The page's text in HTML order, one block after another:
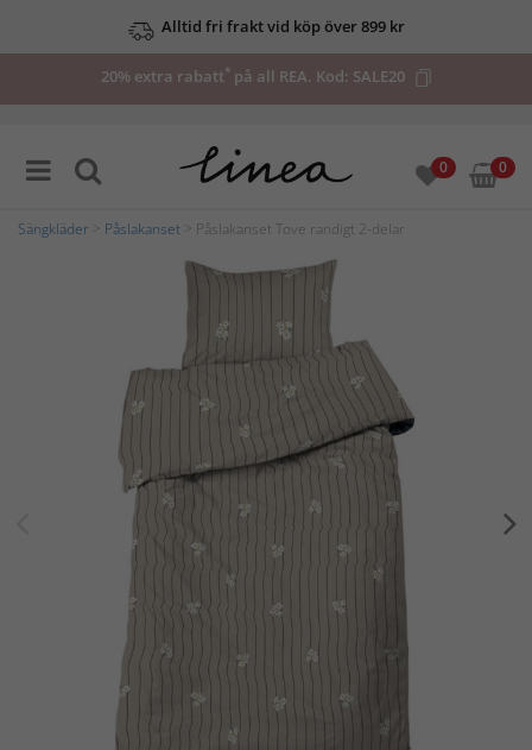
Alltid fri frakt vid köp över 899 kr
20% extra rabatt*på all REA. Kod: SALE20
0 0
Sängkläder Påslakanset > Påslakanset Tove randigt 2-delar